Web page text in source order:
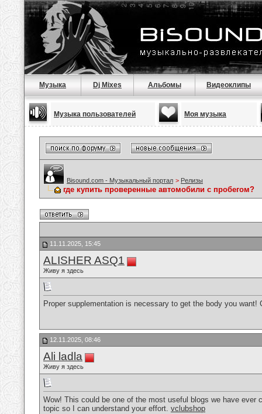
Музыка Dj Mixes Альбомы Видеоклипы
Музыка пользователей Моя музыка
Bisound.com - Музыкальный портал > Релизы
где купить проверенные автомобили с пробегом?
11.11.2025, 15:45
ALISHER ASQ1
Живу я здесь
Proper supplementation is necessary to get the body you
12.11.2025, 08:46
Ali ladla
Живу я здесь
Wow! This could be one of the most useful blogs we have
topic so I can understand your effort. vclubshop